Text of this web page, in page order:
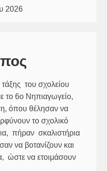
2026
του σχολείου
το 6ο Νηπιαγωγείο,
όπου θέλησαν να
το σχολικό
πήραν σκαλιστήρια
να βοτανίζουν και
ώστε να ετοιμάσουν